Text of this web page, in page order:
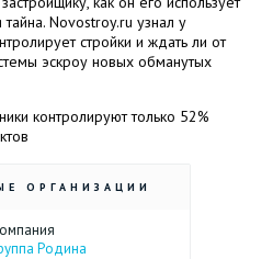
тайна. Novostroy.ru узнал у
стройки и ждать ли от
эскроу новых обманутых
контролируют только 52%
ОРГАНИЗАЦИИ
Родина